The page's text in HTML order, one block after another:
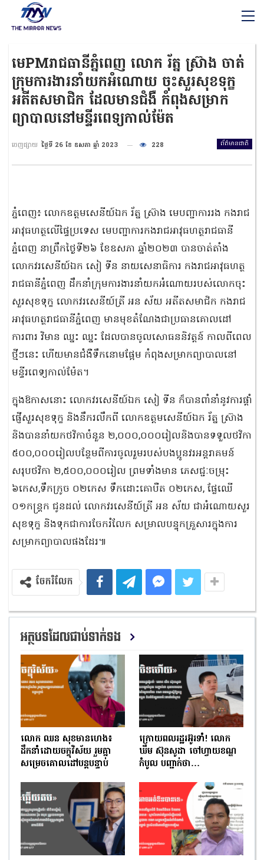
មេPMរាជធានីភ្នំពេញ លោក រ័ត្ន ស្រ៊ាង ចាត់
ក្រុមការងារនាំយកអំណោយ ចុះសួរសុខទុក្ខ
អតីតសមាជិក ដែលមានជំងឺ កំពុងសម្រាក
ព្យាបាលនៅមន្ទីរពេទ្យកាល់ម៉ែត
ព័ត៌មានជាតិ
ចេញផ្សាយ ថ្ងៃទី 26 ខែ ឧសភា ឆ្នាំ 2023 228
ភ្នំពេញ៖ លោកឧត្តមសេនីយ៍ឯក រ័ត្ន ស្រ៊ាង មេបញ្ជាការរង កងរាជ
អាវុធហត្ថលើផ្ទៃប្រទេស មេបញ្ជាការកងរាជអាវុធហត្ថរាជធានី
ភ្នំពេញ នាព្រឹកថ្ងៃទី២៦ ខែឧសភា ឆ្នាំ២០២៣ បានចាត់តាំង
លោកវរសេនីយ៍ឯក សៀ ទីន នាយសេនាធិការ កងរាជអាវុធហត្ថ
រាជធានីភ្នំពេញ ដឹកនាំក្រុមការងារនាំយកអំណោយរបស់លោកចុះ
សួរសុខទុក្ខ លោកវរសេនីយ៍ត្រី អន ស័យ អតីតសមាជិក កងរាជ
អាវុធហត្ថរាជធានីភ្នំពេញ មានមុខតំណែងជាប្រធានគោលដៅ
ការពារ វិមាន ឈ្នះ ឈ្នះ ដែលបានចូលសោធននិវត្តន៍ កាលពីពេល
ថ្មីៗនេះ ហើយមានជំងឺទឹកនោមផ្អែម កំពុងសម្រាកព្យាបាលនៅ
មន្ទីរពេទ្យកាល់ម៉ែត។
ក្នុងឱកាសនោះ លោកវរសេនីយ៍ឯក សៀ ទីន ក៏បានពាំនាំនូវការផ្តាំ
ផ្ញើសួរសុខទុក្ខ និងនឹករលឹកពី លោកឧត្តមសេនីយ៍ឯក រ័ត្ន ស្រ៊ាង
និងបាននាំយកថវិកាចំនួន ២,០០០,០០០រៀលនិងបានទទួលថវិកា
៥០០,០០០រៀលបន្ថែមពីការចូលរួមរបស់បងប្អូនវរអន្តរាគមន៍
សរុបថវិកា ២,៥០០,០០០រៀល ព្រមទាំងមាន ភេសជ្ជៈចម្រុះ
៦កេស,ទឹកក្រូច ០២កេស ទឹកដោះគោបឺត ០២កេស, ផ្លែឈេី
០១កន្រ្តក ជូនដល់ លោកវរសេនីយ៍ត្រី អន ស័យ ជាអំណោយសួរ
សុខទុក្ខ និងទុកជាការចែករំលែក សម្រាលបន្ទុកគ្រួសារក្នុងការ
សម្រាកព្យាបាលផងដែរ៕
ចែករំលែក
អត្ថបទដែលជាប់ទាក់ទង
លោក ឈន សុខមានហេង៖
ដឹកនាំដោយចក្ខុវិស័យ រួមគ្នា
សម្រេចគោលដៅបន្តបន្ទាប់
ក្រោយពលរដ្ឋរអ៊ូរទាំ! លោក
ឃឹម ស៊ុនសូដា ចៅហ្វាយខណ្ឌ
កំបូល បញ្ជាក់ថា…